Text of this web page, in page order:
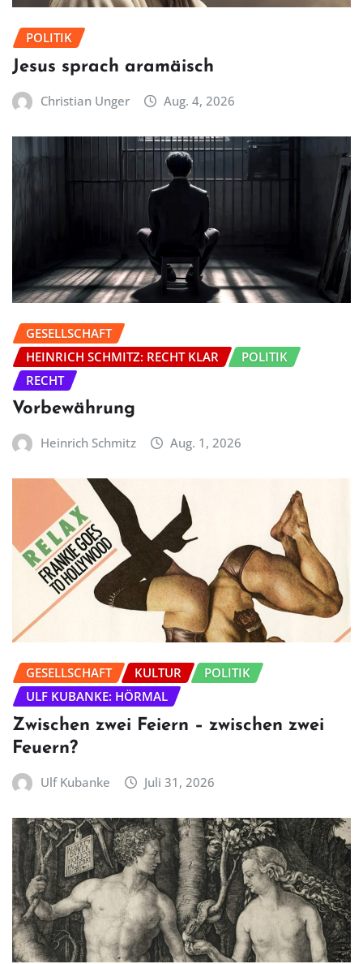
POLITIK
Jesus sprach aramäisch
Christian Unger Aug. 4, 2026
GESELLSCHAFT
HEINRICH SCHMITZ: RECHT KLAR
POLITIK
RECHT
Vorbewährung
Heinrich Schmitz Aug. 1, 2026
GESELLSCHAFT KULTUR
POLITIK
ULF KUBANKE: HÖRMAL
Zwischen zwei Feiern – zwischen zwei
Feuern?
Ulf Kubanke Juli 31, 2026